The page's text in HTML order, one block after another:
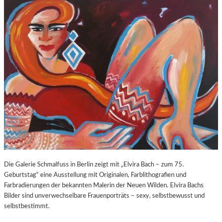
A
R
T
S
2
0
.
G
E
B
U
R
S
T
A
G
X
P
O
S
U
E
“
I
N
D
E
R
O
R
N
F
Die Galerie Schmalfuss in Berlin zeigt mit „Elvira Bach – zum 75.
Geburtstag“ eine Ausstellung mit Originalen, Farblithografien und
Farbradierungen der bekannten Malerin der Neuen Wilden. Elvira Bachs
Bilder sind unverwechselbare Frauenporträts – sexy, selbstbewusst und
selbstbestimmt.